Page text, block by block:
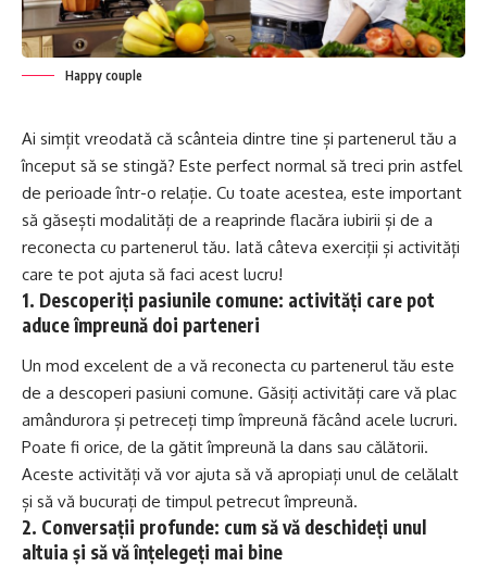
Happy couple
Ai simțit vreodată că scânteia dintre tine și partenerul tău a
început să se stingă? Este perfect normal să treci prin astfel
de perioade într-o relație. Cu toate acestea, este important
să găsești modalități de a reaprinde flacăra iubirii și de a
reconecta cu partenerul tău. Iată câteva exerciții și activități
care te pot ajuta să faci acest lucru!
1. Descoperiți pasiunile comune: activități care pot
aduce împreună doi parteneri
Un mod excelent de a vă reconecta cu partenerul tău este
de a descoperi pasiuni comune. Găsiți activități care vă plac
amândurora și petreceți timp împreună făcând acele lucruri.
Poate fi orice, de la gătit împreună la dans sau călătorii.
Aceste activități vă vor ajuta să vă apropiați unul de celălalt
și să vă bucurați de timpul petrecut împreună.
2. Conversații profunde: cum să vă deschideți unul
altuia și să vă înțelegeți mai bine